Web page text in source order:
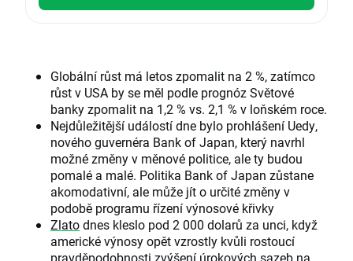
Globální růst má letos zpomalit na 2 %, zatímco
růst v USA by se měl podle prognóz Světové
banky zpomalit na 1,2 % vs. 2,1 % v loňském roce.
Nejdůležitější událostí dne bylo prohlášení Uedy,
nového guvernéra Bank of Japan, který navrhl
možné změny v měnové politice, ale ty budou
pomalé a malé. Politika Bank of Japan zůstane
akomodativní, ale může jít o určité změny v
podobě programu řízení výnosové křivky
Zlatodnes kleslo pod 2 000 dolarů za unci, když
americké výnosy opět vzrostly kvůli rostoucí
pravděpodobnosti zvýšení úrokových sazeb na